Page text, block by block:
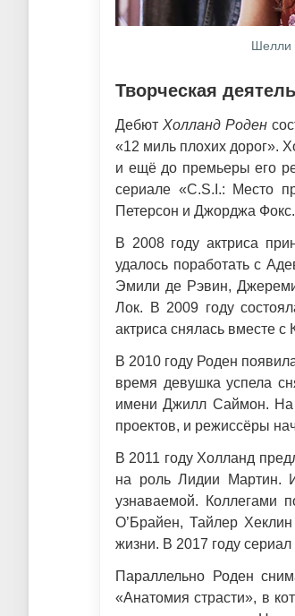
Шелли
Творческая
ДебютХолланд Роден
«12 миль плохих дорог».
и ещё до премьеры его
сериале «C.S.I.: Место
Петерсон и Джорджа Фокс.
В 2008 году актриса
удалось поработать с
Эмили де Рэвин,
Лок. В 2009 году
актриса снялась вместе с
В 2010 году Роден
время девушка успела
имени Джилл Саймон. На
проектов, и режиссёры
В 2011 году Холланд
на роль Лидии Мартин.
узнаваемой. Коллегами
О’Брайен, Тайлер
жизни. В 2017 году
Параллельно Роден
«Анатомия страсти», в